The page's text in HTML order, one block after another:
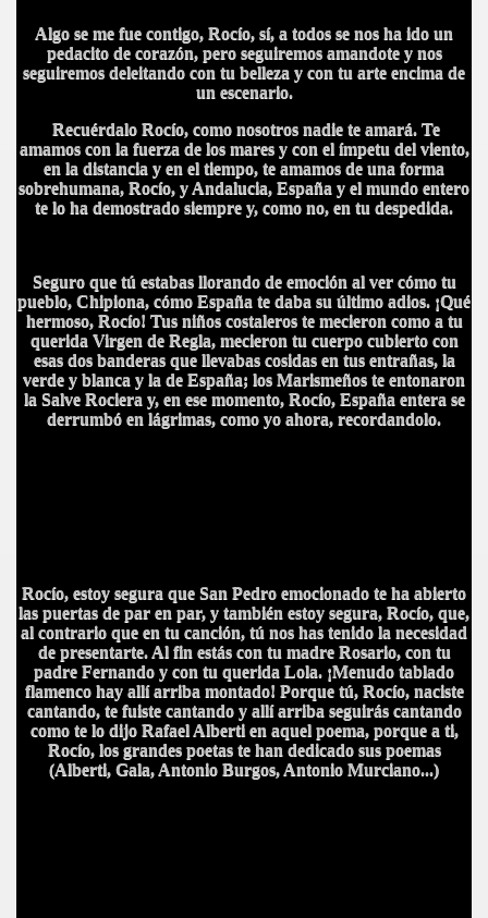
Algo se me fue contigo, Rocío, sí, a todos se nos ha ido un
pedacito de corazón, pero seguiremos amandote y nos
seguiremos deleitando con tu belleza y con tu arte encima de
un escenario.
Recuérdalo Rocío, como nosotros nadie te amará. Te
amamos con la fuerza de los mares y con el ímpetu del viento,
en la distancia y en el tiempo, te amamos de una forma
sobrehumana, Rocío, y Andalucia, España y el mundo entero
te lo ha demostrado siempre y, como no, en tu despedida.
Seguro que tú estabas llorando de emoción al ver cómo tu
pueblo, Chipiona, cómo España te daba su último adios. ¡Qué
hermoso, Rocío! Tus niños costaleros te mecieron como a tu
querida Virgen de Regla, mecieron tu cuerpo cubierto con
esas dos banderas que llevabas cosidas en tus entrañas, la
verde y blanca y la de España; los Marismeños te entonaron
la Salve Rociera y, en ese momento, Rocío, España entera se
derrumbó en lágrimas, como yo ahora, recordandolo.
Rocío, estoy segura que San Pedro emocionado te ha abierto
las puertas de par en par, y también estoy segura, Rocío, que,
al contrario que en tu canción, tú nos has tenido la necesidad
de presentarte. Al fin estás con tu madre Rosario, con tu
padre Fernando y con tu querida Lola. ¡Menudo tablado
flamenco hay allí arriba montado! Porque tú, Rocío, naciste
cantando, te fuiste cantando y allí arriba seguirás cantando
como te lo dijo Rafael Alberti en aquel poema, porque a ti,
Rocío, los grandes poetas te han dedicado sus poemas
(Alberti, Gala, Antonio Burgos, Antonio Murciano...)
GRANDE